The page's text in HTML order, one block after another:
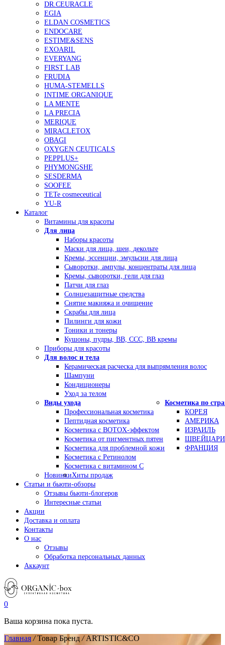
DR.CEURACLE
EGIA
ELDAN COSMETICS
ENDOCARE
ESTIME&SENS
EXOARIL
EVERYANG
FIRST LAB
FRUDIA
HUMA-STEMELLS
INTIME ORGANIQUE
LA MENTE
LA PRECIA
MERIQUE
MIRACLETOX
OBAGI
OXYGEN CEUTICALS
PEPPLUS+
PHYMONGSHE
SESDERMA
SOOFEE
TETe cosmeceutical
YU-R
Каталог
Витамины для красоты
Для лица
Наборы красоты
Маски для лица, шеи, декольте
Кремы, эссенции, эмульсии для лица
Сыворотки, ампулы, концентраты для лица
Кремы, сыворотки, гели для глаз
Патчи для глаз
Солнцезащитные средства
Снятие макияжа и очищение
Скрабы для лица
Пилинги для кожи
Тоники и тонеры
Кушоны, пудры, ВВ, ССС, ВВ кремы
Приборы для красоты
Для волос и тела
Керамическая расческа для выпрямления волос
Шампуни
Кондиционеры
Уход за телом
Виды ухода
Профессиональная косметика
Пептидная косметика
Косметика с BOTOX-эффектом
Косметика от пигментных пятен
Косметика для проблемной кожи
Косметика с Ретинолом
Косметика с витамином С
Косметика по
КОРЕЯ
АМЕРИКА
ИЗРАИЛЬ
ФРАНЦИЯ
НовинкиХиты продаж
Статьи и бьюти-обзоры
Отзывы бьюти-блогеров
Интересные статьи
Акции
Доставка и оплата
Контакты
О нас
Отзывы
Обработка персональных данных
Аккаунт
0
Ваша корзина пока пуста.
Главная /Товар Бренд /ARTISTIC&CO